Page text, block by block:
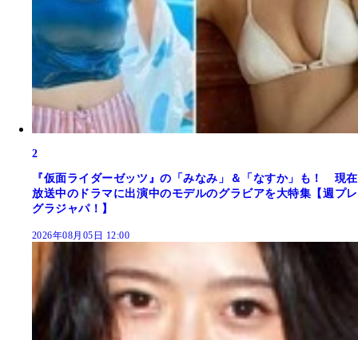
2
『仮面ライダーゼッツ』の「みなみ」＆「なすか」も！ 現在
放送中のドラマに出演中のモデルのグラビアを大特集【週プレ
グラジャパ！】
2026年08月05日 12:00